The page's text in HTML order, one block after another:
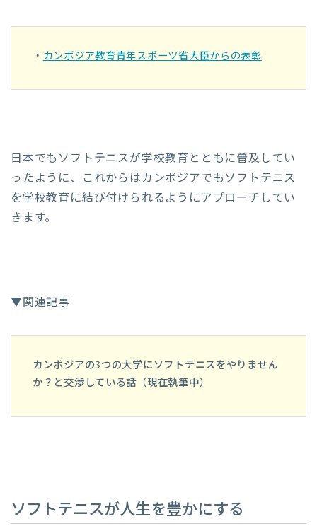
・ カンボジア教育青年スポーツ省大臣からの表彰
日本でもソフトテニスが学校教育とともに普及してい
ったように、これからはカンボジアでもソフトテニス
を学校教育に結び付けられるようにアプローチしてい
きます。
▼関連記事
カンボジアの3つの大学にソフトテニスをやりません
か？と交渉している話（現在執筆中）
ソフトテニスが人生を豊かにする